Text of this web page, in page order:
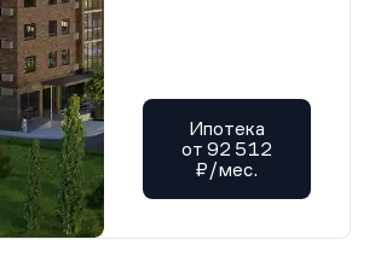
Ипотека
от 92 512
₽/мес.